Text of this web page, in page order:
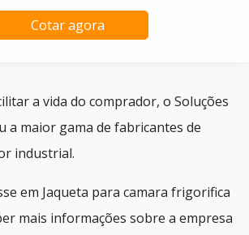
Cotar agora
a vida do comprador, o Soluções
a maior gama de fabricantes de
industrial.
em Jaqueta para camara frigorifica
mais informações sobre a empresa